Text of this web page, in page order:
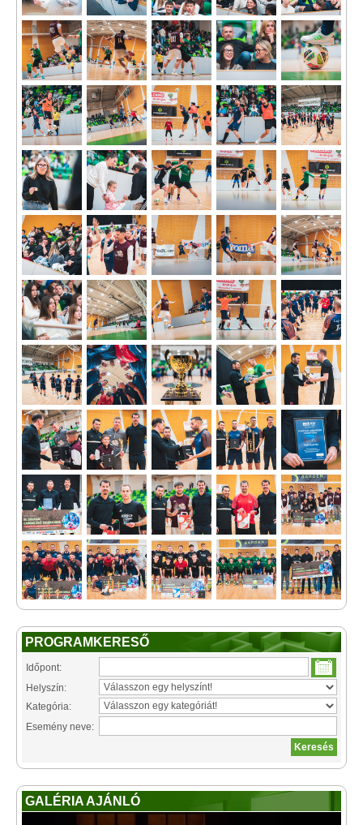
PROGRAMKERESŐ
Időpont:
Helyszín:
Kategória:
Esemény neve:
GALÉRIA AJÁNLÓ